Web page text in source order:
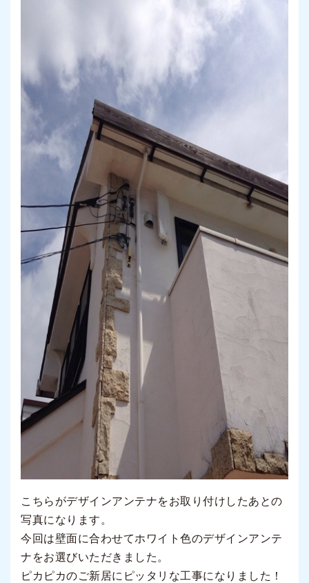
こちらがデザインアンテナをお取り付けしたあとの
写真になります。
今回は壁面に合わせてホワイト色のデザインアンテ
ナをお選びいただきました。
ピカピカのご新居にピッタリな工事になりました！